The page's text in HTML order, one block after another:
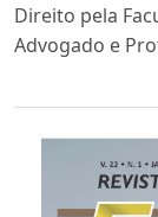
Direito pela
Advogado e